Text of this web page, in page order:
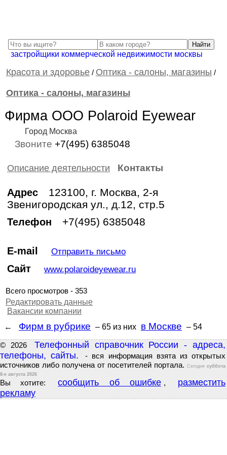
застройщики коммерческой недвижимости москвы
Красота и здоровье / Оптика - салоны, магазины /
Оптика - салоны, магазины
Фирма ООО Polaroid Eyewear
Город Москва
Звоните +7(495) 6385048
Описание деятельности Контакты
Адрес
123100, г. Москва, 2-я
Звенигородская ул., д.12, стр.5
Телефон +7(495) 6385048
E-mail Отправить письмо
Сайт www.polaroideyewear.ru
Всего просмотров - 353
Редактировать данные
Вакансии компании
←
Фирм в рубрике – 65 из них в Москве – 54
© 2026
Телефонный справочник России - адреса,
телефоны, сайты.
- вся информация взята из открытых
источников либо получена от посетителей портала. Сегодня суббота
8-е августа 2026
Вы хотите: сообщить об ошибке ,
разместить
рекламу